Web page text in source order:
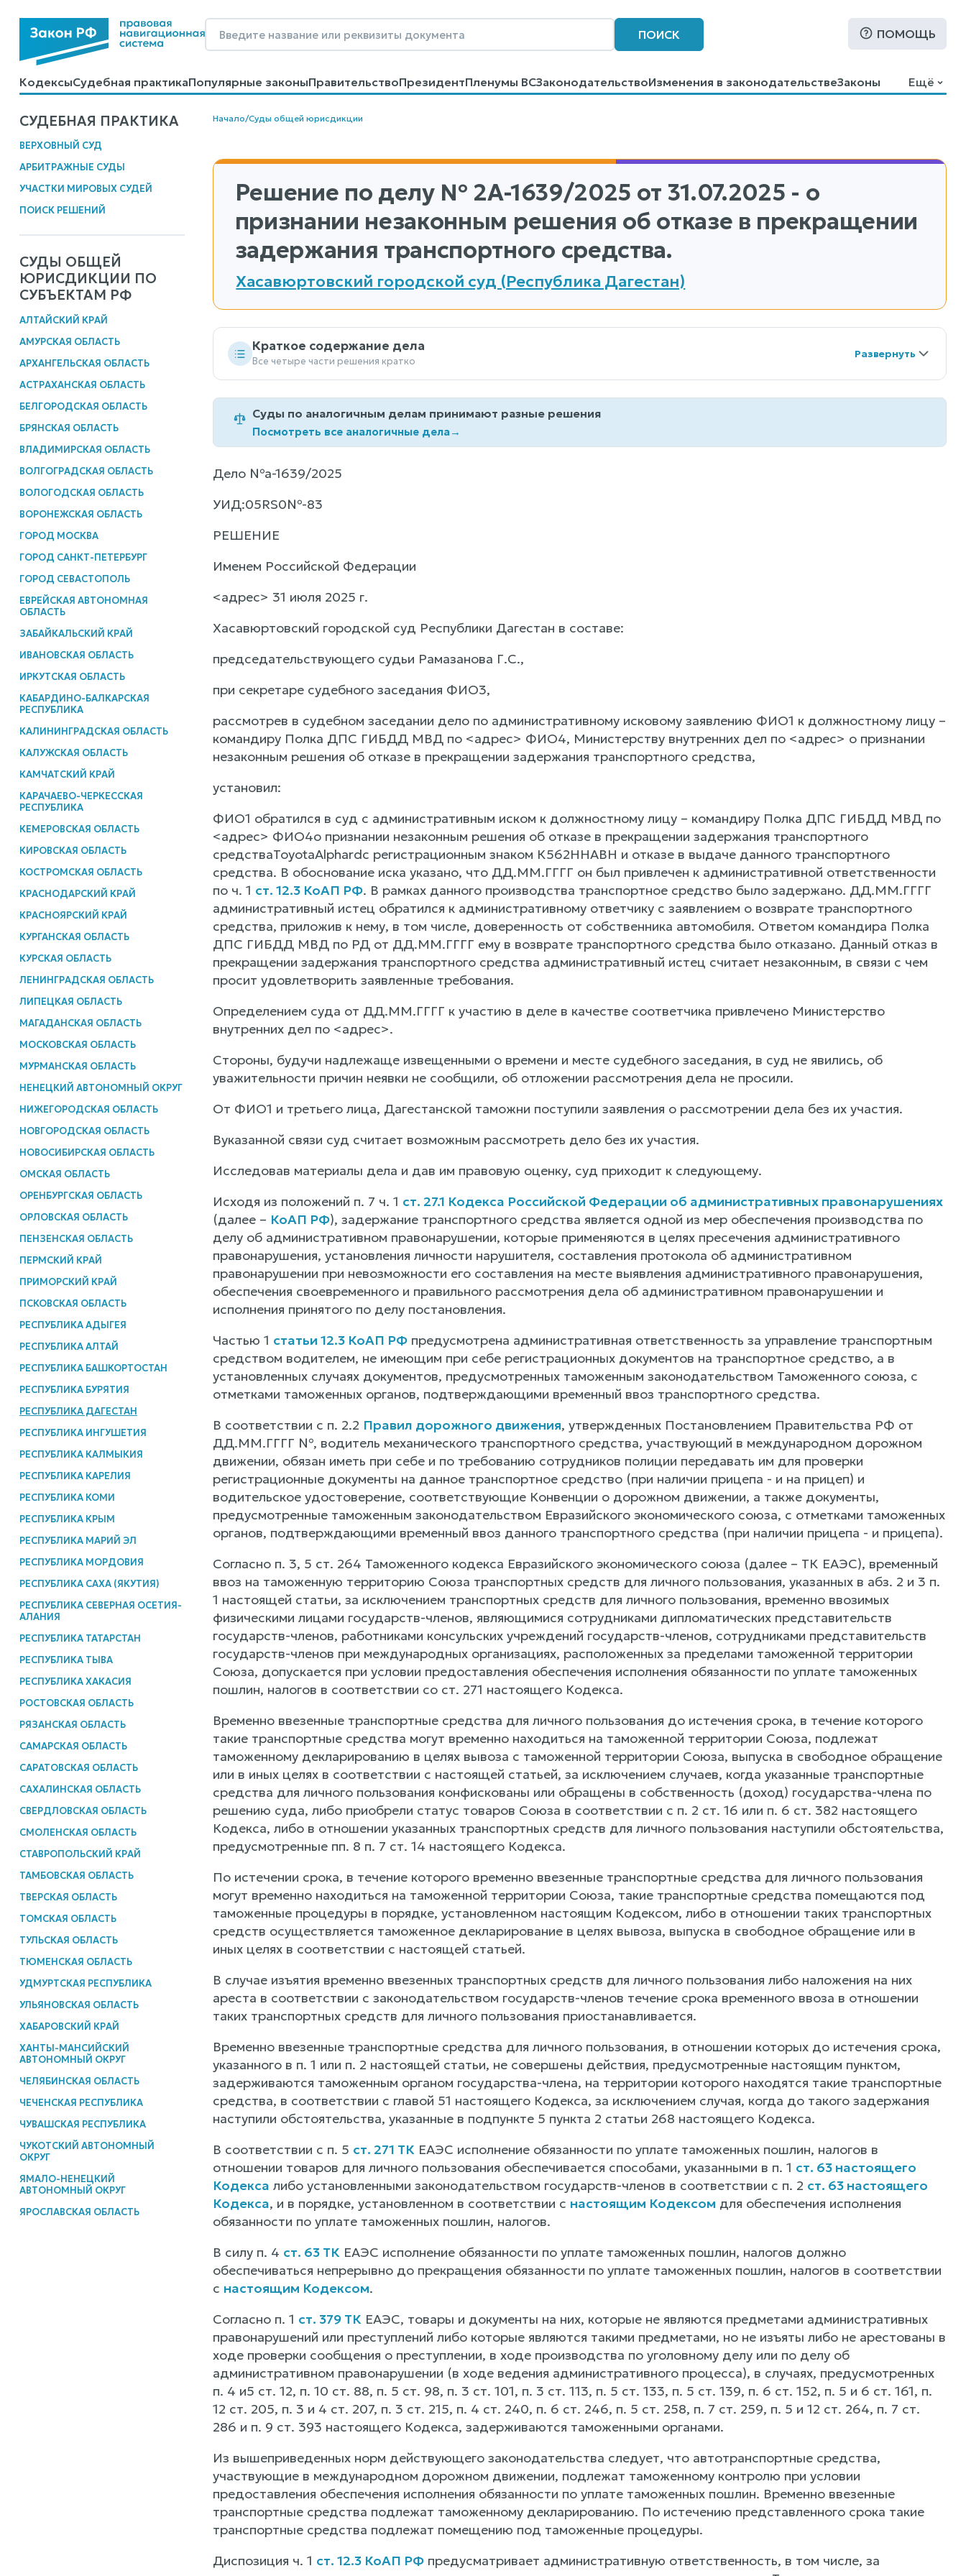
ПОИСК ПОМОЩЬ
КодексыСудебная практикаПопулярные законыПравительствоПрезидентПленумы ВСЗаконодательствоИзменения в законодательствеЗаконы
КалькуляторыСправочные материалыОбразцы договоровКонтактыПомощьПоиск
Ещё
СУДЕБНАЯ ПРАКТИКА
ВЕРХОВНЫЙ СУД
АРБИТРАЖНЫЕ СУДЫ
УЧАСТКИ МИРОВЫХ СУДЕЙ
ПОИСК РЕШЕНИЙ
СУДЫ ОБЩЕЙ
ЮРИСДИКЦИИ ПО
СУБЪЕКТАМ РФ
АЛТАЙСКИЙ КРАЙ
АМУРСКАЯ ОБЛАСТЬ
АРХАНГЕЛЬСКАЯ ОБЛАСТЬ
АСТРАХАНСКАЯ ОБЛАСТЬ
БЕЛГОРОДСКАЯ ОБЛАСТЬ
БРЯНСКАЯ ОБЛАСТЬ
ВЛАДИМИРСКАЯ ОБЛАСТЬ
ВОЛГОГРАДСКАЯ ОБЛАСТЬ
ВОЛОГОДСКАЯ ОБЛАСТЬ
ВОРОНЕЖСКАЯ ОБЛАСТЬ
ГОРОД МОСКВА
ГОРОД САНКТ-ПЕТЕРБУРГ
ГОРОД СЕВАСТОПОЛЬ
ЕВРЕЙСКАЯ АВТОНОМНАЯ
ОБЛАСТЬ
ЗАБАЙКАЛЬСКИЙ КРАЙ
ИВАНОВСКАЯ ОБЛАСТЬ
ИРКУТСКАЯ ОБЛАСТЬ
КАБАРДИНО-БАЛКАРСКАЯ
РЕСПУБЛИКА
КАЛИНИНГРАДСКАЯ ОБЛАСТЬ
КАЛУЖСКАЯ ОБЛАСТЬ
КАМЧАТСКИЙ КРАЙ
КАРАЧАЕВО-ЧЕРКЕССКАЯ
РЕСПУБЛИКА
КЕМЕРОВСКАЯ ОБЛАСТЬ
КИРОВСКАЯ ОБЛАСТЬ
КОСТРОМСКАЯ ОБЛАСТЬ
КРАСНОДАРСКИЙ КРАЙ
КРАСНОЯРСКИЙ КРАЙ
КУРГАНСКАЯ ОБЛАСТЬ
КУРСКАЯ ОБЛАСТЬ
ЛЕНИНГРАДСКАЯ ОБЛАСТЬ
ЛИПЕЦКАЯ ОБЛАСТЬ
МАГАДАНСКАЯ ОБЛАСТЬ
МОСКОВСКАЯ ОБЛАСТЬ
МУРМАНСКАЯ ОБЛАСТЬ
НЕНЕЦКИЙ АВТОНОМНЫЙ ОКРУГ
НИЖЕГОРОДСКАЯ ОБЛАСТЬ
НОВГОРОДСКАЯ ОБЛАСТЬ
НОВОСИБИРСКАЯ ОБЛАСТЬ
ОМСКАЯ ОБЛАСТЬ
ОРЕНБУРГСКАЯ ОБЛАСТЬ
ОРЛОВСКАЯ ОБЛАСТЬ
ПЕНЗЕНСКАЯ ОБЛАСТЬ
ПЕРМСКИЙ КРАЙ
ПРИМОРСКИЙ КРАЙ
ПСКОВСКАЯ ОБЛАСТЬ
РЕСПУБЛИКА АДЫГЕЯ
РЕСПУБЛИКА АЛТАЙ
РЕСПУБЛИКА БАШКОРТОСТАН
РЕСПУБЛИКА БУРЯТИЯ
РЕСПУБЛИКА ДАГЕСТАН
РЕСПУБЛИКА ИНГУШЕТИЯ
РЕСПУБЛИКА КАЛМЫКИЯ
РЕСПУБЛИКА КАРЕЛИЯ
РЕСПУБЛИКА КОМИ
РЕСПУБЛИКА КРЫМ
РЕСПУБЛИКА МАРИЙ ЭЛ
РЕСПУБЛИКА МОРДОВИЯ
РЕСПУБЛИКА САХА (ЯКУТИЯ)
РЕСПУБЛИКА СЕВЕРНАЯ ОСЕТИЯ-
АЛАНИЯ
РЕСПУБЛИКА ТАТАРСТАН
РЕСПУБЛИКА ТЫВА
РЕСПУБЛИКА ХАКАСИЯ
РОСТОВСКАЯ ОБЛАСТЬ
РЯЗАНСКАЯ ОБЛАСТЬ
САМАРСКАЯ ОБЛАСТЬ
САРАТОВСКАЯ ОБЛАСТЬ
САХАЛИНСКАЯ ОБЛАСТЬ
СВЕРДЛОВСКАЯ ОБЛАСТЬ
СМОЛЕНСКАЯ ОБЛАСТЬ
СТАВРОПОЛЬСКИЙ КРАЙ
ТАМБОВСКАЯ ОБЛАСТЬ
ТВЕРСКАЯ ОБЛАСТЬ
ТОМСКАЯ ОБЛАСТЬ
ТУЛЬСКАЯ ОБЛАСТЬ
ТЮМЕНСКАЯ ОБЛАСТЬ
УДМУРТСКАЯ РЕСПУБЛИКА
УЛЬЯНОВСКАЯ ОБЛАСТЬ
ХАБАРОВСКИЙ КРАЙ
ХАНТЫ-МАНСИЙСКИЙ
АВТОНОМНЫЙ ОКРУГ
ЧЕЛЯБИНСКАЯ ОБЛАСТЬ
ЧЕЧЕНСКАЯ РЕСПУБЛИКА
ЧУВАШСКАЯ РЕСПУБЛИКА
ЧУКОТСКИЙ АВТОНОМНЫЙ
ОКРУГ
ЯМАЛО-НЕНЕЦКИЙ
АВТОНОМНЫЙ ОКРУГ
ЯРОСЛАВСКАЯ ОБЛАСТЬ
Начало/Суды общей юрисдикции
Решение по делу № 2А-1639/2025 от 31.07.2025 - о
признании незаконным решения об отказе в прекращении
задержания транспортного средства.
Хасавюртовский городской суд (Республика Дагестан)
Краткое содержание дела
Все четыре части решения кратко
Суды по аналогичным делам принимают разные решения
Посмотреть все аналогичные дела→
Дело №а-1639/2025
УИД:05RS0№-83
РЕШЕНИЕ
Именем Российской Федерации
<адрес> 31 июля 2025 г.
Хасавюртовский городской суд Республики Дагестан в составе:
председательствующего судьи Рамазанова Г.С.,
при секретаре судебного заседания ФИО3,
рассмотрев в судебном заседании дело по административному исковому заявлению ФИО1 к должностному лицу –
командиру Полка ДПС ГИБДД МВД по <адрес> ФИО4, Министерству внутренних дел по <адрес> о признании
незаконным решения об отказе в прекращении задержания транспортного средства,
установил:
ФИО1 обратился в суд с административным иском к должностному лицу – командиру Полка ДПС ГИБДД МВД по
<адрес> ФИО4о признании незаконным решения об отказе в прекращении задержания транспортного
средстваToyotaAlphardс регистрационным знаком К562ННАВН и отказе в выдаче данного транспортного
средства. В обоснование иска указано, что ДД.ММ.ГГГГ он был привлечен к административной ответственности
по ч. 1 ст. 12.3 КоАП РФ. В рамках данного производства транспортное средство было задержано. ДД.ММ.ГГГГ
административный истец обратился к административному ответчику с заявлением о возврате транспортного
средства, приложив к нему, в том числе, доверенность от собственника автомобиля. Ответом командира Полка
ДПС ГИБДД МВД по РД от ДД.ММ.ГГГГ ему в возврате транспортного средства было отказано. Данный отказ в
прекращении задержания транспортного средства административный истец считает незаконным, в связи с чем
просит удовлетворить заявленные требования.
Определением суда от ДД.ММ.ГГГГ к участию в деле в качестве соответчика привлечено Министерство
внутренних дел по <адрес>.
Стороны, будучи надлежаще извещенными о времени и месте судебного заседания, в суд не явились, об
уважительности причин неявки не сообщили, об отложении рассмотрения дела не просили.
От ФИО1 и третьего лица, Дагестанской таможни поступили заявления о рассмотрении дела без их участия.
Вуказанной связи суд считает возможным рассмотреть дело без их участия.
Исследовав материалы дела и дав им правовую оценку, суд приходит к следующему.
Исходя из положений п. 7 ч. 1 ст. 27.1 Кодекса Российской Федерации об административных правонарушениях
(далее – КоАП РФ), задержание транспортного средства является одной из мер обеспечения производства по
делу об административном правонарушении, которые применяются в целях пресечения административного
правонарушения, установления личности нарушителя, составления протокола об административном
правонарушении при невозможности его составления на месте выявления административного правонарушения,
обеспечения своевременного и правильного рассмотрения дела об административном правонарушении и
исполнения принятого по делу постановления.
Частью 1 статьи 12.3 КоАП РФпредусмотрена административная ответственность за управление транспортным
средством водителем, не имеющим при себе регистрационных документов на транспортное средство, а в
установленных случаях документов, предусмотренных таможенным законодательством Таможенного союза, с
отметками таможенных органов, подтверждающими временный ввоз транспортного средства.
В соответствии с п. 2.2 Правил дорожного движения, утвержденных Постановлением Правительства РФ от
ДД.ММ.ГГГГ №, водитель механического транспортного средства, участвующий в международном дорожном
движении, обязан иметь при себе и по требованию сотрудников полиции передавать им для проверки
регистрационные документы на данное транспортное средство (при наличии прицепа - и на прицеп) и
водительское удостоверение, соответствующие Конвенции о дорожном движении, а также документы,
предусмотренные таможенным законодательством Евразийского экономического союза, с отметками таможенных
органов, подтверждающими временный ввоз данного транспортного средства (при наличии прицепа - и прицепа).
Согласно п. 3, 5 ст. 264 Таможенного кодекса Евразийского экономического союза (далее – ТК ЕАЭС), временный
ввоз на таможенную территорию Союза транспортных средств для личного пользования, указанных в абз. 2 и 3 п.
1 настоящей статьи, за исключением транспортных средств для личного пользования, временно ввозимых
физическими лицами государств-членов, являющимися сотрудниками дипломатических представительств
государств-членов, работниками консульских учреждений государств-членов, сотрудниками представительств
государств-членов при международных организациях, расположенных за пределами таможенной территории
Союза, допускается при условии предоставления обеспечения исполнения обязанности по уплате таможенных
пошлин, налогов в соответствии со ст. 271 настоящего Кодекса.
Временно ввезенные транспортные средства для личного пользования до истечения срока, в течение которого
такие транспортные средства могут временно находиться на таможенной территории Союза, подлежат
таможенному декларированию в целях вывоза с таможенной территории Союза, выпуска в свободное обращение
или в иных целях в соответствии с настоящей статьей, за исключением случаев, когда указанные транспортные
средства для личного пользования конфискованы или обращены в собственность (доход) государства-члена по
решению суда, либо приобрели статус товаров Союза в соответствии с п. 2 ст. 16 или п. 6 ст. 382 настоящего
Кодекса, либо в отношении указанных транспортных средств для личного пользования наступили обстоятельства,
предусмотренные пп. 8 п. 7 ст. 14 настоящего Кодекса.
По истечении срока, в течение которого временно ввезенные транспортные средства для личного пользования
могут временно находиться на таможенной территории Союза, такие транспортные средства помещаются под
таможенные процедуры в порядке, установленном настоящим Кодексом, либо в отношении таких транспортных
средств осуществляется таможенное декларирование в целях вывоза, выпуска в свободное обращение или в
иных целях в соответствии с настоящей статьей.
В случае изъятия временно ввезенных транспортных средств для личного пользования либо наложения на них
ареста в соответствии с законодательством государств-членов течение срока временного ввоза в отношении
таких транспортных средств для личного пользования приостанавливается.
Временно ввезенные транспортные средства для личного пользования, в отношении которых до истечения срока,
указанного в п. 1 или п. 2 настоящей статьи, не совершены действия, предусмотренные настоящим пунктом,
задерживаются таможенным органом государства-члена, на территории которого находятся такие транспортные
средства, в соответствии с главой 51 настоящего Кодекса, за исключением случая, когда до такого задержания
наступили обстоятельства, указанные в подпункте 5 пункта 2 статьи 268 настоящего Кодекса.
В соответствии с п. 5 ст. 271 ТКЕАЭС исполнение обязанности по уплате таможенных пошлин, налогов в
отношении товаров для личного пользования обеспечивается способами, указанными в п. 1 ст. 63 настоящего
Кодекса либо установленными законодательством государств-членов в соответствии с п. 2 ст. 63 настоящего
Кодекса, и в порядке, установленном в соответствии с настоящим Кодексом для обеспечения исполнения
обязанности по уплате таможенных пошлин, налогов.
В силу п. 4 ст. 63 ТКЕАЭС исполнение обязанности по уплате таможенных пошлин, налогов должно
обеспечиваться непрерывно до прекращения обязанности по уплате таможенных пошлин, налогов в соответствии
с настоящим Кодексом.
Согласно п. 1 ст. 379 ТКЕАЭС, товары и документы на них, которые не являются предметами административных
правонарушений или преступлений либо которые являются такими предметами, но не изъяты либо не арестованы в
ходе проверки сообщения о преступлении, в ходе производства по уголовному делу или по делу об
административном правонарушении (в ходе ведения административного процесса), в случаях, предусмотренных
п. 4 и5 ст. 12, п. 10 ст. 88, п. 5 ст. 98, п. 3 ст. 101, п. 3 ст. 113, п. 5 ст. 133, п. 5 ст. 139, п. 6 ст. 152, п. 5 и 6 ст. 161, п.
12 ст. 205, п. 3 и 4 ст. 207, п. 3 ст. 215, п. 4 ст. 240, п. 6 ст. 246, п. 5 ст. 258, п. 7 ст. 259, п. 5 и 12 ст. 264, п. 7 ст.
286 и п. 9 ст. 393 настоящего Кодекса, задерживаются таможенными органами.
Из вышеприведенных норм действующего законодательства следует, что автотранспортные средства,
участвующие в международном дорожном движении, подлежат таможенному контролю при условии
предоставления обеспечения исполнения обязанности по уплате таможенных пошлин. Временно ввезенные
транспортные средства подлежат таможенному декларированию. По истечению представленного срока такие
транспортные средства подлежат помещению под таможенные процедуры.
Диспозиция ч. 1 ст. 12.3 КоАП РФпредусматривает административную ответственность, в том числе, за